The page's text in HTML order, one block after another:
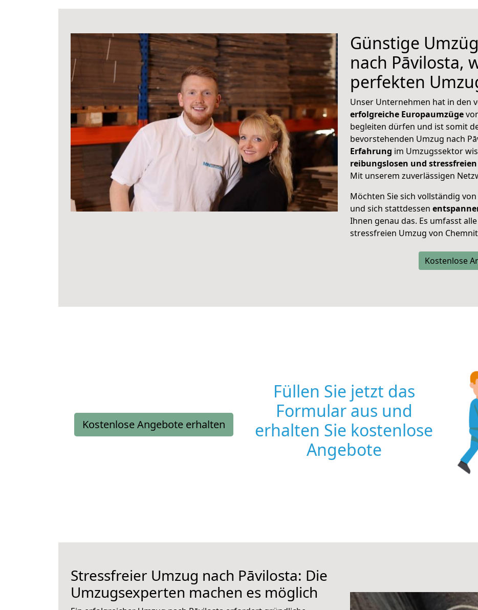
Günstige
nach Pāvilosta,
perfekten
Unser Unternehmen hat in den
erfolgreiche Europaumzüge
begleiten dürfen und ist somit
bevorstehenden Umzug nach
Erfahrung im Umzugssektor
reibungslosen und
Mit unserem zuverlässigen
Möchten Sie sich vollständig
und sich stattdessen
Ihnen genau das. Es umfasst
stressfreien Umzug von
Kostenlose
Kostenlose Angebote erhalten
Füllen Sie jetzt das
Formular aus und
erhalten Sie kostenlose
Angebote
Stressfreier Umzug nach Pāvilosta: Die
Umzugsexperten machen es möglich